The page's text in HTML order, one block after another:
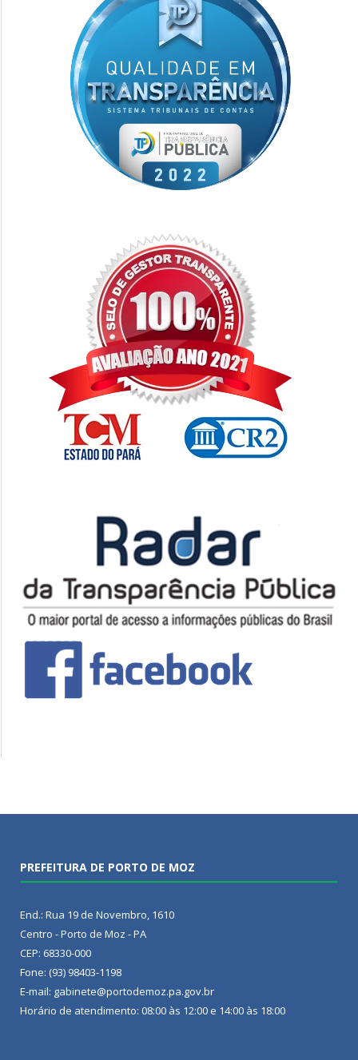
PREFEITURA DE PORTO DE MOZ
End.: Rua 19 de Novembro, 1610
Centro - Porto de Moz - PA
CEP: 68330-000
Fone: (93) 98403-1198
E-mail: gabinete@portodemoz.pa.gov.br
Horário de atendimento: 08:00 às 12:00 e 14:00 às 18:00